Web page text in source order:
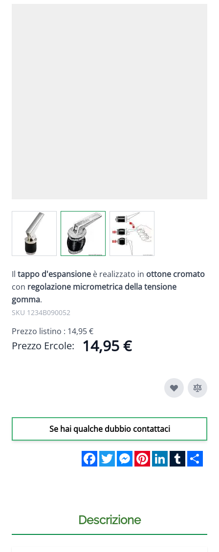
View larger imageView larger imageView larger image
Il tappo d'espansione è realizzato in ottone cromato
con regolazione micrometrica della tensione
gomma.
SKU 1234B090052
Prezzo listino : 14,95 €
Prezzo Ercole: 14,95 €
Se hai qualche dubbio contattaci
FacebookTwitterMessengerPinterestLinkedInTumblr
Descrizione